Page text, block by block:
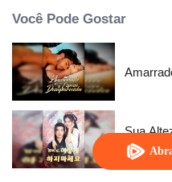
Você Pode Gostar
Sua
(Versão